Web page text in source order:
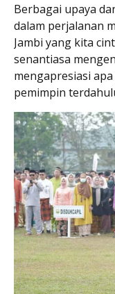
Berbagai upaya
dalam perjalanan
Jambi yang kita
senantiasa
mengapresiasi
pemimpin